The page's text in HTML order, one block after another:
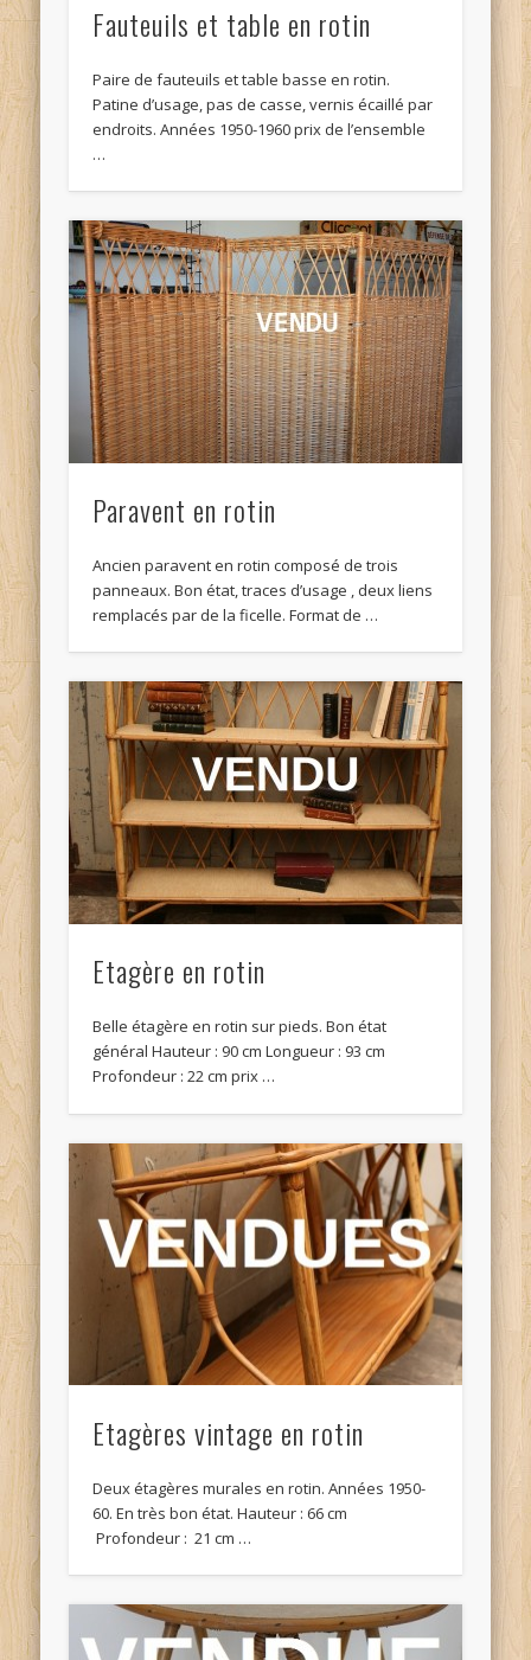
Fauteuils et table en rotin
Paire de fauteuils et table basse en rotin.
Patine d’usage, pas de casse, vernis écaillé par
endroits. Années 1950-1960 prix de l’ensemble
…
Paravent en rotin
Ancien paravent en rotin composé de trois
panneaux. Bon état, traces d’usage , deux liens
remplacés par de la ficelle. Format de …
Etagère en rotin
Belle étagère en rotin sur pieds. Bon état
général Hauteur : 90 cm Longueur : 93 cm
Profondeur : 22 cm prix …
Etagères vintage en rotin
Deux étagères murales en rotin. Années 1950-
60. En très bon état. Hauteur : 66 cm
Profondeur : 21 cm …